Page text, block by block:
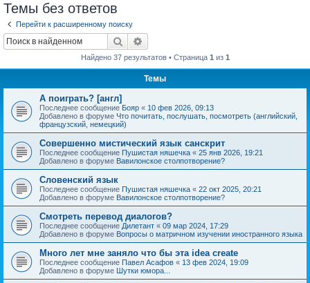
Темы без ответов
Перейти к расширенному поиску
Поиск
Найдено 37 результатов • Страница 1 из 1
Темы
А поиграть? [англ]
Последнее сообщение Бояр « 10 фев 2026, 09:13
Добавлено в форуме Что почитать, послушать, посмотреть (английский,
французский, немецкий)
Совершенно мистический язык санскрит
Последнее сообщение Пушистая няшечка « 25 янв 2026, 19:21
Добавлено в форуме Вавилонское столпотворение?
Словенский язык
Последнее сообщение Пушистая няшечка « 22 окт 2025, 20:21
Добавлено в форуме Вавилонское столпотворение?
Смотреть перевод диалогов?
Последнее сообщение Дилетант « 09 мар 2024, 17:29
Добавлено в форуме Вопросы о матричном изучении иностранного языка
Много лет мне заняло что бы эта idea create
Последнее сообщение Павел Асафов « 13 фев 2024, 19:09
Добавлено в форуме Шутки юмора...